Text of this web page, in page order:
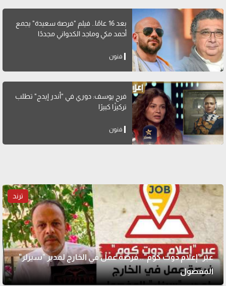
بعد 16 عامًا.. فيلم "فرصة سعيدة" يجمع
أحمد مكي وماجد الكدواني مجددًا
فنون
فرح يوسف: دوري في "أندر إيدج" تطلب
تركيزًا كبيرًا
فنون
ترند
عبر "إعلام دوت كوم".. فرصة عمل في الخارج لمدير "سيزلر"
المفصول